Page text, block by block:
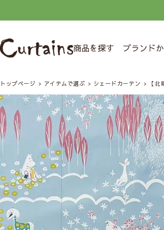
商品を探す ブランド
トップページ アイテムで選ぶ シェードカーテン 【